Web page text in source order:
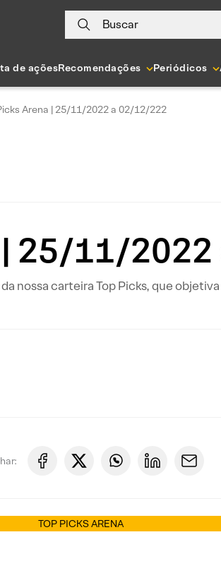
Buscar
de açõesRecomendações Periódicos
Arena | 25/11/2022 a 02/12/222
| 25/11/
nossa carteira Top Picks, que
TOP PICKS ARENA